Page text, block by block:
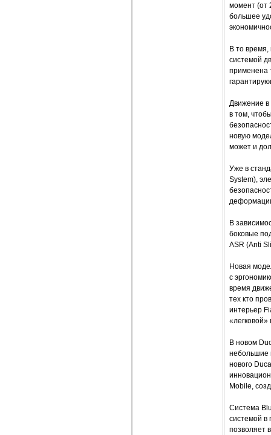
момент (от
большее
В то время,
системой
применена
Движение в
в том,
новую
может и
Уже в
System),
В
боковые
ASR (Anti
Новая
с
время
тех кто
интерьер
В новом
небольшие
нового
Mobile,
Система
системой в
позволяет